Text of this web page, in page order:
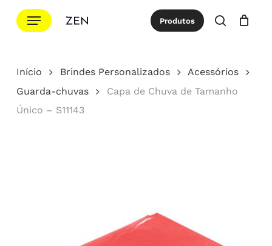
para
principal
Menu Produtos
procurar
Cotação Close
Início Brindes Personalizados
Acessórios
Guarda-chuvas
Capa de Chuva de Tamanho
Único – S11143